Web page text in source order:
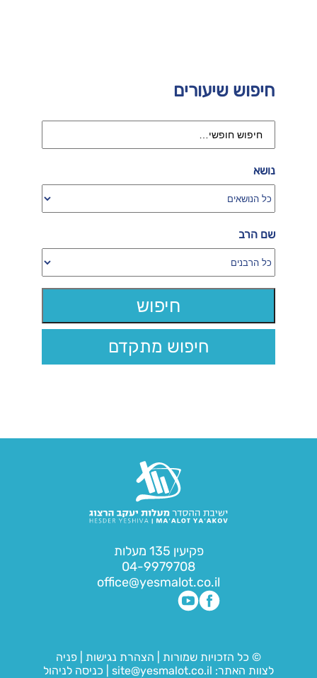
חיפוש שיעורים
נושא
שם הרב
חיפוש מתקדם
פקיעין 135 מעלות
04-9979708
office@yesmalot.co.il
© כל הזכויות שמורות הצהרת נגישות
פניה
לצוות האתר: site@yesmalot.co.il
כניסה לניהול